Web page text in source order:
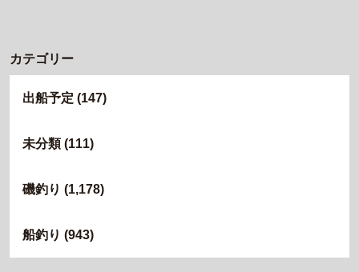
カテゴリー
出船予定 (147)
未分類(111)
磯釣り (1,178)
船釣り (943)